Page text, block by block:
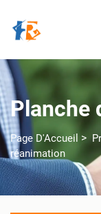
Planche
Page D'Accueil >
réanimation